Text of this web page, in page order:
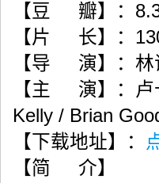
【豆 瓣】：
【片 长】：
【导 演】：林
【主 演】：卢
Kelly / Brian
【下载地址】：
【简 介】